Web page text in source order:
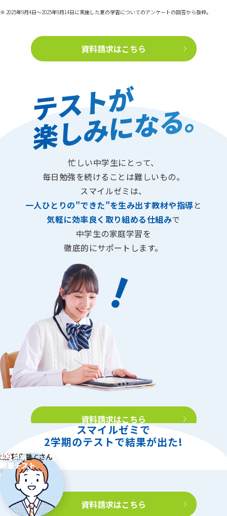
※ 2025年9月4日～2025年9月14日に実施した夏の学習についてのアンケートの回答から抜粋。
資料請求はこちら
忙しい中学生にとって、
毎日勉強を続けることは難しいもの。
スマイルゼミは、
一人ひとりの"できた"を生み出す教材や指導と
気軽に効率良く取り組める仕組みで
中学生の家庭学習を
徹底的にサポートします。
資料請求はこちら
スマイルゼミで
2学期のテストで結果が出た!
中学1年生 Aさん
5教科合計
165
2881学期
期末テスト
4532学期
中間テスト
中学1年生 Bさん
5教科合計
192
2181学期
期末テスト
4102学期
中間テスト
中学2年生 Cさん
5教科合計
219
2001学期
期末テスト
4192学期
中間テスト
※詳細
資料請求はこちら